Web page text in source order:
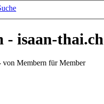
isaan-thai.ch
von Membern für Member